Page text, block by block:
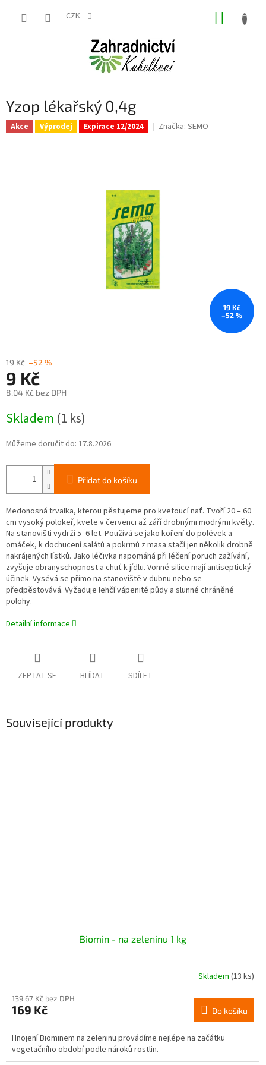
CZK
Yzop lékařský 0,4g
Akce Výprodej Expirace 12/2024 Značka: SEMO
19 Kč
–52 %
19 Kč –52 %
9 Kč
8,04 Kč bez DPH
cena:
Skladem (1 ks)
Můžeme doručit do: 17.8.2026
Přidat do košíku
Medonosná trvalka, kterou pěstujeme pro kvetoucí nať. Tvoří 20 – 60
cm vysoký polokeř, kvete v červenci až září drobnými modrými květy.
Na stanovišti vydrží 5–6 let. Používá se jako koření do polévek a
omáček, k dochucení salátů a pokrmů z masa stačí jen několik drobně
nakrájených lístků. Jako léčivka napomáhá při léčení poruch zažívání,
zvyšuje obranyschopnost a chuť k jídlu. Vonné silice mají antiseptický
účinek. Vysévá se přímo na stanoviště v dubnu nebo se
předpěstovává. Vyžaduje lehčí vápenité půdy a slunné chráněné
polohy.
Detailní informace
ZEPTAT SE HLÍDAT SDÍLET
Související produkty
Biomin - na zeleninu 1 kg
Skladem (13 ks)
139,67 Kč bez DPH
169 Kč Do košíku
Hnojení Biominem na zeleninu provádíme nejlépe na začátku
vegetačního období podle nároků rostlin.